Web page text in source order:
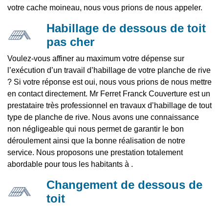
votre cache moineau, nous vous prions de nous appeler.
Habillage de dessous de toit
pas cher
Voulez-vous affiner au maximum votre dépense sur
l’exécution d’un travail d’habillage de votre planche de rive
? Si votre réponse est oui, nous vous prions de nous mettre
en contact directement. Mr Ferret Franck Couverture est un
prestataire très professionnel en travaux d’habillage de tout
type de planche de rive. Nous avons une connaissance
non négligeable qui nous permet de garantir le bon
déroulement ainsi que la bonne réalisation de notre
service. Nous proposons une prestation totalement
abordable pour tous les habitants à .
Changement de dessous de
toit